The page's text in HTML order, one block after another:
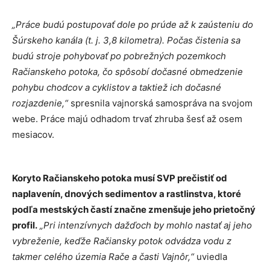
„Práce budú postupovať dole po prúde až k zaústeniu do
Šúrskeho kanála (t. j. 3,8 kilometra). Počas čistenia sa
budú stroje pohybovať po pobrežných pozemkoch
Račianskeho potoka, čo spôsobí dočasné obmedzenie
pohybu chodcov a cyklistov a taktiež ich dočasné
rozjazdenie,“ spresnila vajnorská samospráva na svojom
webe. Práce majú odhadom trvať zhruba šesť až osem
mesiacov.
Koryto Račianskeho potoka musí SVP prečistiť od
naplavenín, dnových sedimentov a rastlinstva, ktoré
podľa mestských častí značne zmenšuje jeho prietočný
profil. „Pri intenzívnych dažďoch by mohlo nastať aj jeho
vybreženie, keďže Račiansky potok odvádza vodu z
takmer celého územia Rače a časti Vajnôr,“uviedla